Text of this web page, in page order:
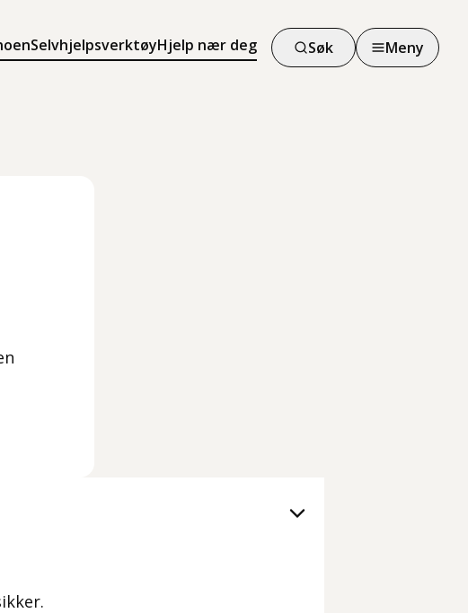
SelvhjelpsverktøyHjelp nær deg Søk Meny